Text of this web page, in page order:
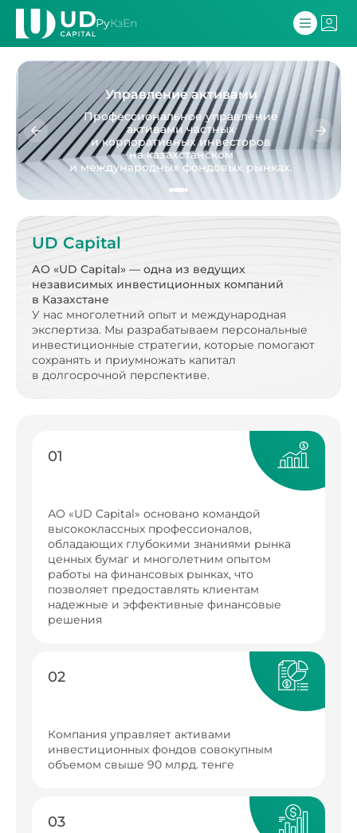
РуКзEn
Управление активами
Профессиональное управление
активами частных
и корпоративных инвесторов
на казахстанском
и международных фондовых рынках.
UD Capital
АО «UD Capital» — одна из ведущих
независимых инвестиционных компаний
в Казахстане
У нас многолетний опыт и международная
экспертиза. Мы разрабатываем персональные
инвестиционные стратегии, которые помогают
сохранять и приумножать капитал
в долгосрочной перспективе.
01
АО «UD Capital» основано командой
высококлассных профессионалов,
обладающих глубокими знаниями рынка
ценных бумаг и многолетним опытом
работы на финансовых рынках, что
позволяет предоставлять клиентам
надежные и эффективные финансовые
решения
02
Компания управляет активами
инвестиционных фондов совокупным
объемом свыше 90 млрд. тенге
03